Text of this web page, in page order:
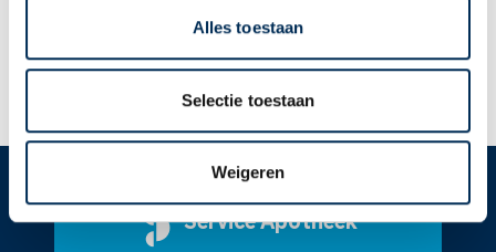
Alles toestaan
Selectie toestaan
Weigeren
ServiceApotheek